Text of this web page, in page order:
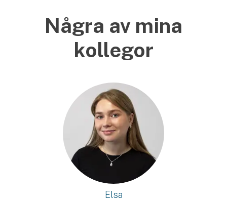
Några av mina
kollegor
Elsa